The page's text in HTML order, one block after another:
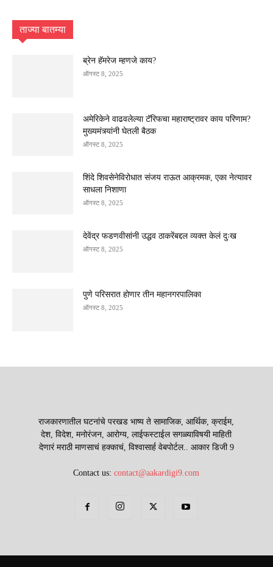
ताज्या बातम्या
ब्रेन हॅमरेज म्हणजे काय?
ऑगस्ट 8, 2025
अमेरिकेने वाढवलेल्या टॅरिफचा महाराष्ट्रावर काय परिणाम?
मुख्यमंत्र्यांनी घेतली बैठक
ऑगस्ट 8, 2025
शिंदे शिवसेनेविरोधात संजय राऊत आक्रमक, एका नेत्यावर
साधला निशाणा
ऑगस्ट 8, 2025
देवेंद्र फडणवीसांनी उद्धव ठाकरेंबद्दल व्यक्त केलं दुःख
ऑगस्ट 8, 2025
पुणे परिसरात होणार तीन महानगरपालिका
ऑगस्ट 8, 2025
राजकारणातील घटनांचे परखड भाष्य ते सामाजिक, आर्थिक, क्राईम,
देश, विदेश, मनोरंजन, आरोग्य, लाईफस्टाईल सगळ्याविषयी माहिती
देणारं मराठी माणसाचं हक्काचं, विश्वासार्ह वेबपोर्टल.. आकार डिजी 9
Contact us:contact@aakardigi9.com